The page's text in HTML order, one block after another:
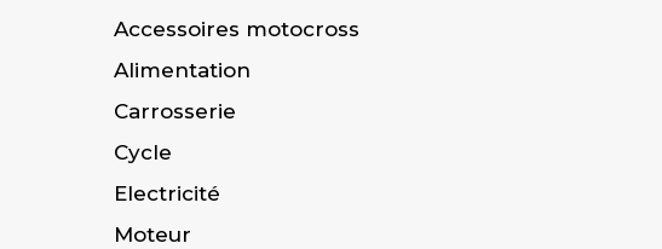
Accessoires motocross
Alimentation
Carrosserie
Cycle
Electricité
Moteur